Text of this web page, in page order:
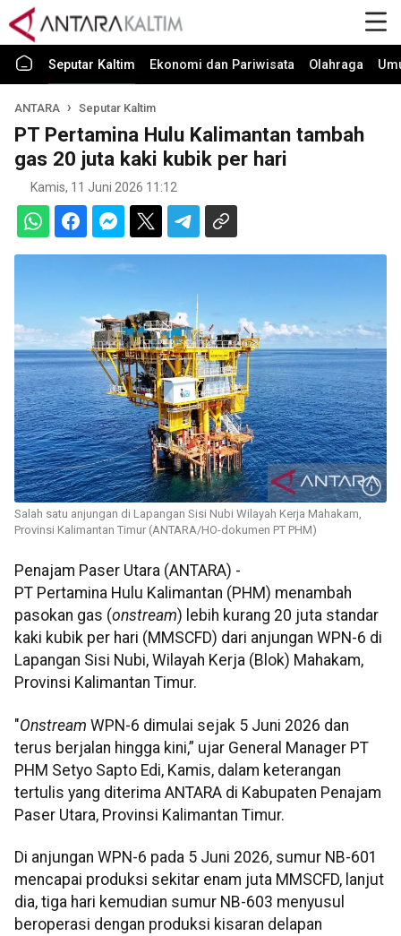
Seputar Kaltim Ekonomi dan Pariwisata Olahraga
ANTARA Seputar Kaltim
PT Pertamina Hulu Kalimantan tambah
gas 20 juta kaki kubik per hari
Kamis, 11 Juni 2026 11:12
Salah satu anjungan di Lapangan Sisi Nubi Wilayah Kerja Mahakam,
Provinsi Kalimantan Timur (ANTARA/HO-dokumen PT PHM)
Penajam Paser Utara (ANTARA) -
PT Pertamina Hulu Kalimantan (PHM) menambah
pasokan gas (onstream) lebih kurang 20 juta standar
kaki kubik per hari (MMSCFD) dari anjungan WPN-6 di
Lapangan Sisi Nubi, Wilayah Kerja (Blok) Mahakam,
Provinsi Kalimantan Timur.
"Onstream WPN-6 dimulai sejak 5 Juni 2026 dan
terus berjalan hingga kini,” ujar General Manager PT
PHM Setyo Sapto Edi, Kamis, dalam keterangan
tertulis yang diterima ANTARA di Kabupaten Penajam
Paser Utara, Provinsi Kalimantan Timur.
Di anjungan WPN-6 pada 5 Juni 2026, sumur NB-601
mencapai produksi sekitar enam juta MMSCFD, lanjut
dia, tiga hari kemudian sumur NB-603 menyusul
beroperasi dengan produksi kisaran delapan